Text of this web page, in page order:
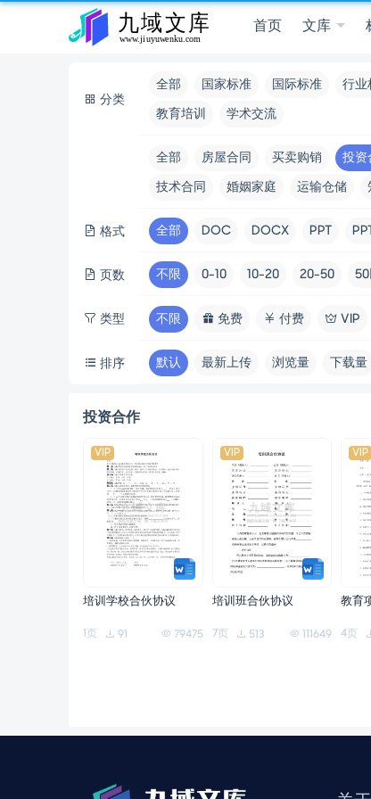
首页 文库
分类
全部 国家标准 国际标准 行业
教育培训 学术交流
全部 房屋合同 买卖购销 投资
技术合同 婚姻家庭 运输仓储
格式 全部 DOC DOCX PPT
页数 不限 0-10 10-20 20-50 50
类型 不限 免费 付费 VIP
排序 默认 最新上传 浏览量 下载量
投资合作
VIP
培训学校合伙协议
1页 91 79475
VIP
培训班合伙协议
7页 513 111649
VIP
教育
4页